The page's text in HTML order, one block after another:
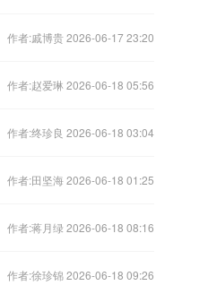
作者:戚博贵 2026-06-17 23:20
作者:赵爱琳 2026-06-18 05:56
作者:终珍良 2026-06-18 03:04
作者:田坚海 2026-06-18 01:25
作者:蒋月绿 2026-06-18 08:16
作者:徐珍锦 2026-06-18 09:26